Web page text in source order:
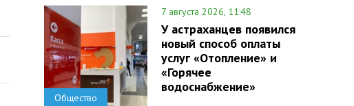
Общество
7 августа 2026, 11:48
У астраханцев появился
новый способ оплаты
услуг «Отопление» и
«Горячее
водоснабжение»